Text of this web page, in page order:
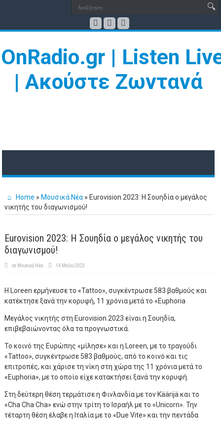
Home » Μουσικά Νέα » Eurovision 2023: Η Σουηδία ο μεγάλος
νικητής του διαγωνισμού!
Eurovision 2023: Η Σουηδία ο μεγάλος νικητής του
διαγωνισμού!
σε Μουσικά Νέα 14 Μαΐου 2023
Η Loreen ερμήνευσε το «Tattoo», συγκέντρωσε 583 βαθμούς και
κατέκτησε ξανά την κορυφή, 11 χρόνια μετά το «Euphoria
Μεγάλος νικητής στη Eurovision 2023 είναι η Σουηδία,
επιβεβαιώνοντας όλα τα προγνωστικά.
Το κοινό της Ευρώπης «μίλησε» και η Loreen, με το τραγούδι
«Tattoo», συγκέντρωσε 583 βαθμούς, από το κοινό και τις
επιτροπές, και χάρισε τη νίκη στη χώρα της 11 χρόνια μετά το
«Euphoria», με το οποίο είχε κατακτήσει ξανά την κορυφή.
Στη δεύτερη θέση τερμάτισε η Φινλανδία με τον Käärijä και το
«Cha Cha Cha» ενώ στην τρίτη το Ισραήλ με το «Unicorn». Την
τέταρτη θέση έλαβε η Ιταλία με το «Due Vite» και την πεντάδα